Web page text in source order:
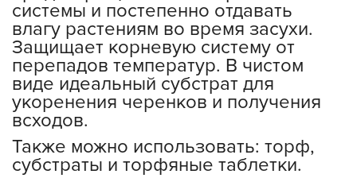
системы и постепенно отдавать
влагу растениям во время засухи.
Защищает корневую систему от
перепадов температур. В чистом
виде идеальный субстрат для
укоренения черенков и получения
всходов.
Также можно использовать: торф,
субстраты и торфяные таблетки.